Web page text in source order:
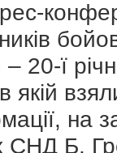
20-ї
якій
на
СНД Б.